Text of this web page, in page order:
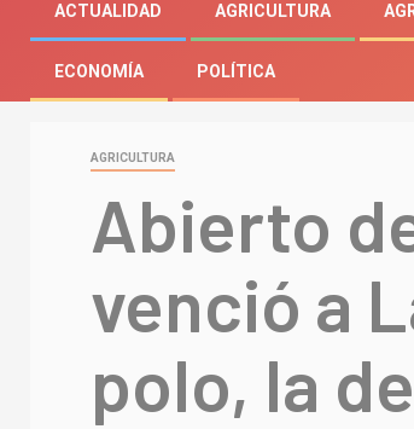
ACTUALIDAD AGRICULTURA
ECONOMÍA POLÍTICA
AGRICULTURA
Abierto
venció a
polo, la